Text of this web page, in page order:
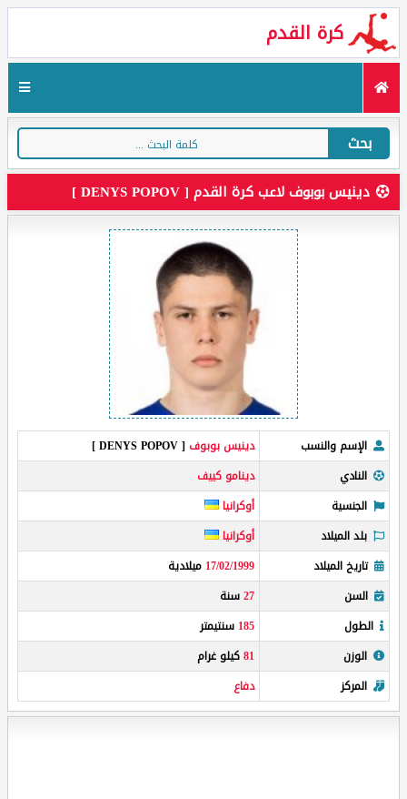
كرة القدم
بحث
دينيس بوبوف لاعب كرة القدم [ DENYS POPOV ]
الإسم والنسب دينيس بوبوف [ DENYS POPOV ]
النادي
دينامو كييف
الجنسية
أوكرانيا
بلد الميلاد
أوكرانيا
تاريخ الميلاد
17/02/1999 ميلادية
السن
27سنة
الطول
185 سنتيمتر
الوزن
81كيلو غرام
المركز
دفاع